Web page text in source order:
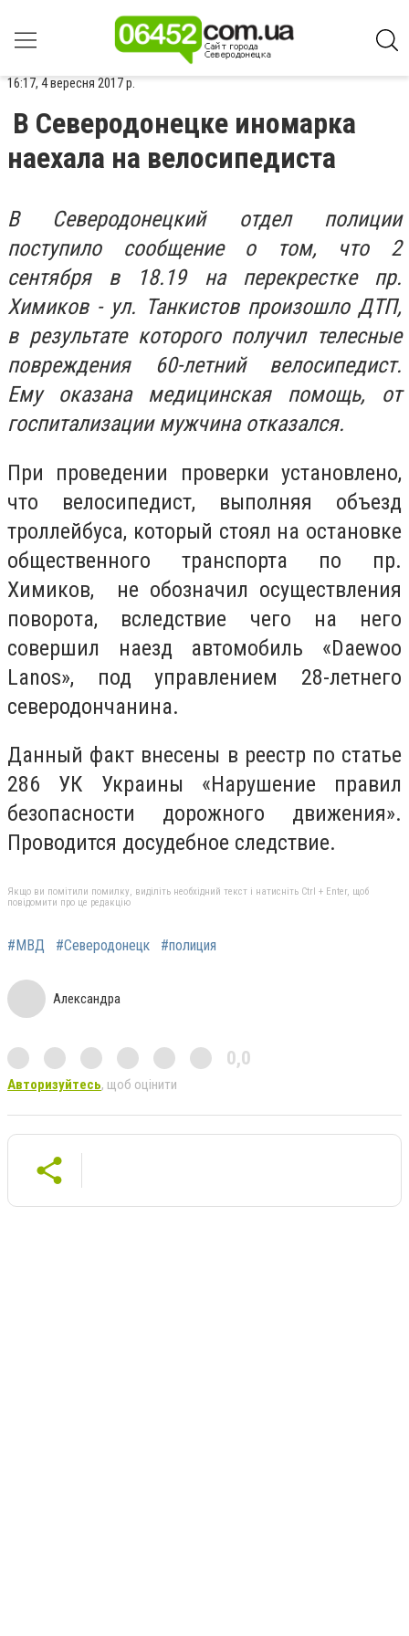
16:17, 4 вересня 2017 р.
В Северодонецке иномарка
наехала на велосипедиста
В Северодонецкий отдел полиции
поступило сообщение о том, что 2
сентября в 18.19 на перекрестке пр.
Химиков - ул. Танкистов произошло ДТП,
в результате которого получил телесные
повреждения 60-летний велосипедист.
Ему оказана медицинская помощь, от
госпитализации мужчина отказался.
При проведении проверки установлено,
что велосипедист, выполняя объезд
троллейбуса, который стоял на остановке
общественного транспорта по пр.
Химиков, не обозначил осуществления
поворота, вследствие чего на него
совершил наезд автомобиль «Daewoo
Lanos», под управлением 28-летнего
северодончанина.
Данный факт внесены в реестр по статье
286 УК Украины «Нарушение правил
безопасности дорожного движения».
Проводится досудебное следствие.
Якщо ви помітили помилку, виділіть необхідний текст і натисніть Ctrl + Enter, щоб
повідомити про це редакцію
#МВД #Северодонецк #полиция
Александра
0,0
Авторизуйтесь, щоб оцінити